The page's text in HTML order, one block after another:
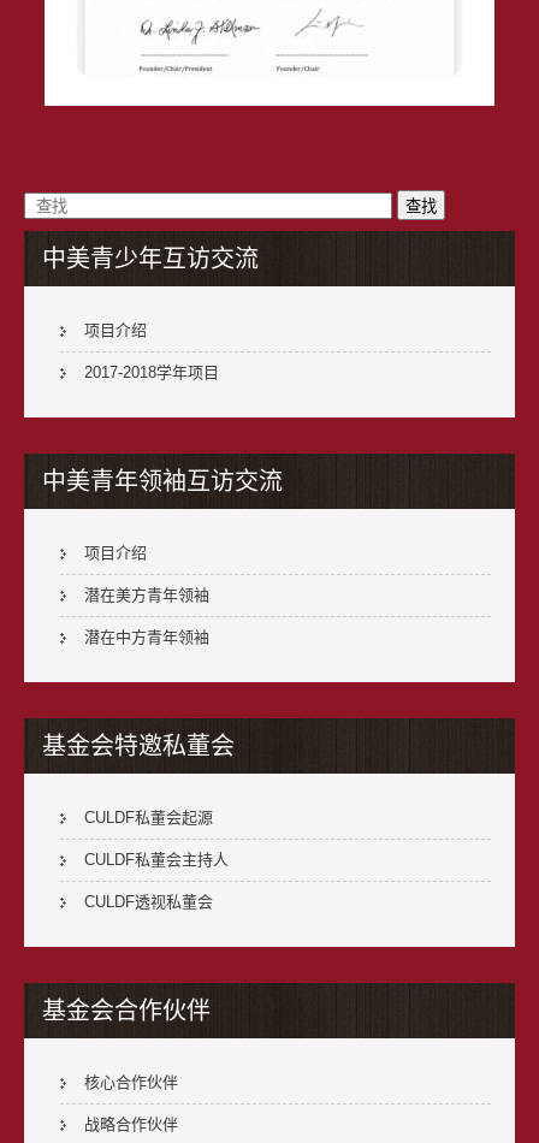
中美青少年互访交流
项目介绍
2017-2018学年项目
中美青年领袖互访交流
项目介绍
潜在美方青年领袖
潜在中方青年领袖
基金会特邀私董会
CULDF私董会起源
CULDF私董会主持人
CULDF透视私董会
基金会合作伙伴
核心合作伙伴
战略合作伙伴